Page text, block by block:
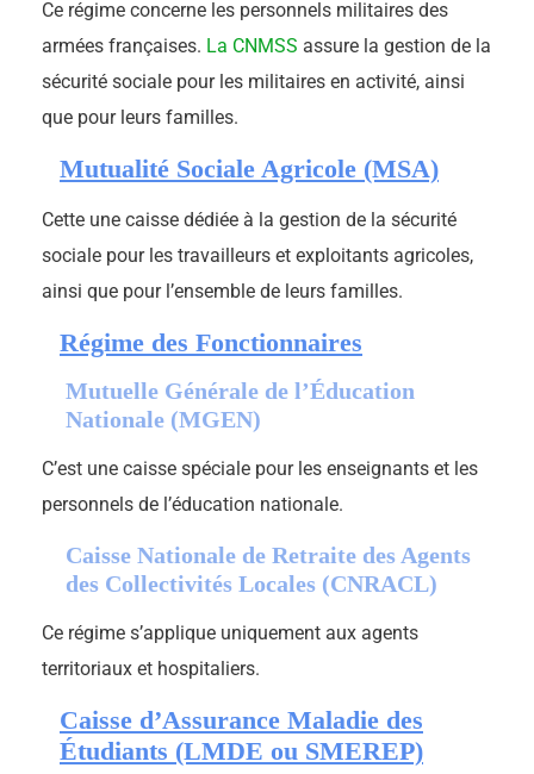
Ce régime concerne les personnels militaires des
armées françaises. La CNMSS assure la gestion de la
sécurité sociale pour les militaires en activité, ainsi
que pour leurs familles.
Mutualité Sociale Agricole (MSA)
Cette une caisse dédiée à la gestion de la sécurité
sociale pour les travailleurs et exploitants agricoles,
ainsi que pour l’ensemble de leurs familles.
Régime des Fonctionnaires
Mutuelle Générale de l’Éducation
Nationale (MGEN)
C’est une caisse spéciale pour les enseignants et les
personnels de l’éducation nationale.
Caisse Nationale de Retraite des Agents
des Collectivités Locales (CNRACL)
Ce régime s’applique uniquement aux agents
territoriaux et hospitaliers.
Caisse d’Assurance Maladie des
Étudiants (LMDE ou SMEREP)